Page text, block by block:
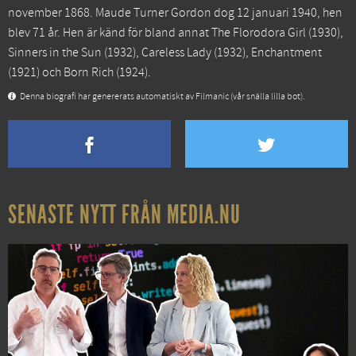
november 1868. Maude Turner Gordon dog 12 januari 1940, hen
blev 71 år. Hen är känd för bland annatThe Florodora Girl (1930),
Sinners in the Sun (1932), Careless Lady (1932), Enchantment
(1921) och Born Rich (1924).
Denna biografi har genererats automatiskt av Filmanic (vår snälla lilla bot).
SENASTE NYTT FRÅN MEDIA.NU